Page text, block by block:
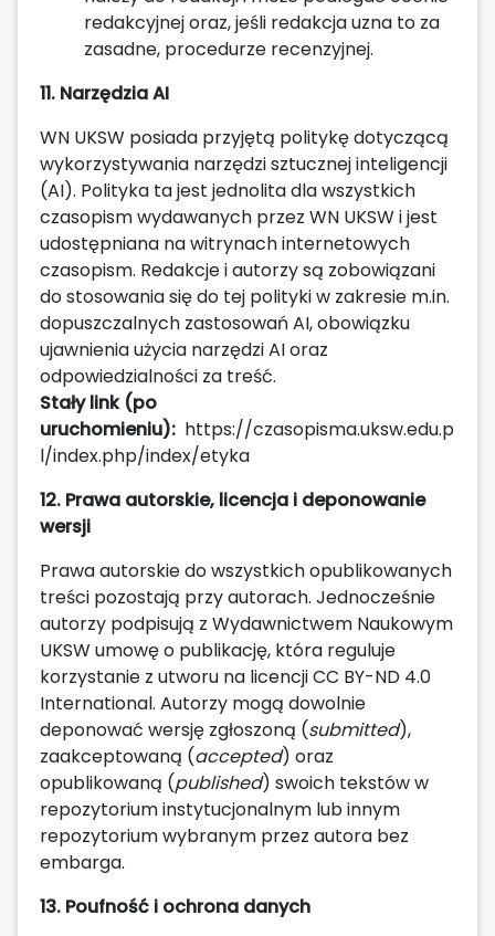
redakcyjnej oraz, jeśli redakcja uzna to za
zasadne, procedurze recenzyjnej.
11. Narzędzia AI
WN UKSW posiada przyjętą politykę dotyczącą
wykorzystywania narzędzi sztucznej inteligencji
(AI). Polityka ta jest jednolita dla wszystkich
czasopism wydawanych przez WN UKSW i jest
udostępniana na witrynach internetowych
czasopism. Redakcje i autorzy są zobowiązani
do stosowania się do tej polityki w zakresie m.in.
dopuszczalnych zastosowań AI, obowiązku
ujawnienia użycia narzędzi AI oraz
odpowiedzialności za treść.
Stały link (po
uruchomieniu): https://czasopisma.uksw.edu.p
l/index.php/index/etyka
12. Prawa autorskie, licencja i deponowanie
wersji
Prawa autorskie do wszystkich opublikowanych
treści pozostają przy autorach. Jednocześnie
autorzy podpisują z Wydawnictwem Naukowym
UKSW umowę o publikację, która reguluje
korzystanie z utworu na licencji CC BY-ND 4.0
International. Autorzy mogą dowolnie
deponować wersję zgłoszoną (submitted),
zaakceptowaną (accepted) oraz
opublikowaną (published) swoich tekstów w
repozytorium instytucjonalnym lub innym
repozytorium wybranym przez autora bez
embarga.
13. Poufność i ochrona danych